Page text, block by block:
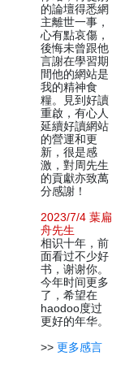
的論壇得悉網
主離世一事，
心有點哀傷，
後悔未曾跟他
言謝在學習期
間他的網站是
我的精神食
糧。見到好讀
重啟，有心人
延續好讀網站
的營運和更
新，很是感
激，對周先生
的貢獻亦致萬
分感謝！
2023/7/4 葉扁
舟先生
相识十年，前
面看过不少好
书，谢谢你。
今年时间更多
了，希望在
haodoo度过
更好的年华。
>> 更多感言